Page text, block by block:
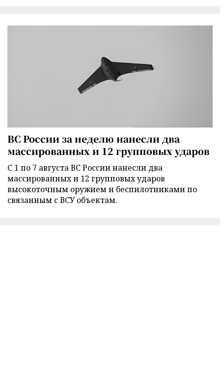
ВС России за неделю нанесли два
массированных и 12 групповых ударов
С 1 по 7 августа ВС России нанесли два
массированных и 12 групповых ударов
высокоточным оружием и беспилотниками по
связанным с ВСУ объектам.